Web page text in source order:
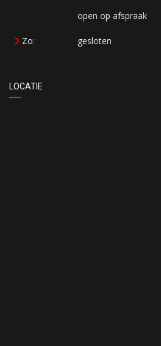
open op afspraak
Zo: gesloten
LOCATIE